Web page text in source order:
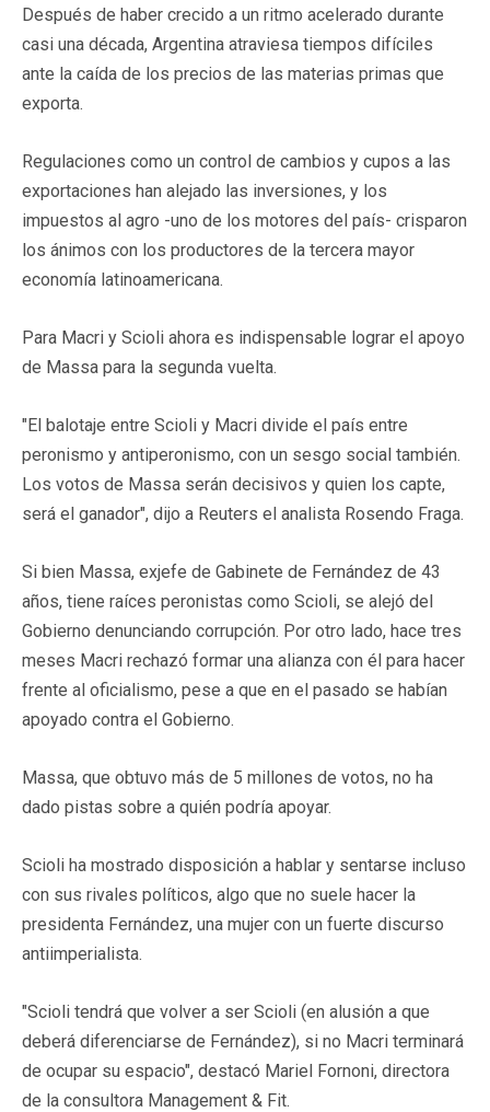
Después de haber crecido a un ritmo acelerado durante
casi una década, Argentina atraviesa tiempos difíciles
ante la caída de los precios de las materias primas que
exporta.
Regulaciones como un control de cambios y cupos a las
exportaciones han alejado las inversiones, y los
impuestos al agro -uno de los motores del país- crisparon
los ánimos con los productores de la tercera mayor
economía latinoamericana.
Para Macri y Scioli ahora es indispensable lograr el apoyo
de Massa para la segunda vuelta.
"El balotaje entre Scioli y Macri divide el país entre
peronismo y antiperonismo, con un sesgo social también.
Los votos de Massa serán decisivos y quien los capte,
será el ganador", dijo a Reuters el analista Rosendo Fraga.
Si bien Massa, exjefe de Gabinete de Fernández de 43
años, tiene raíces peronistas como Scioli, se alejó del
Gobierno denunciando corrupción. Por otro lado, hace tres
meses Macri rechazó formar una alianza con él para hacer
frente al oficialismo, pese a que en el pasado se habían
apoyado contra el Gobierno.
Massa, que obtuvo más de 5 millones de votos, no ha
dado pistas sobre a quién podría apoyar.
Scioli ha mostrado disposición a hablar y sentarse incluso
con sus rivales políticos, algo que no suele hacer la
presidenta Fernández, una mujer con un fuerte discurso
antiimperialista.
"Scioli tendrá que volver a ser Scioli (en alusión a que
deberá diferenciarse de Fernández), si no Macri terminará
de ocupar su espacio", destacó Mariel Fornoni, directora
de la consultora Management & Fit.